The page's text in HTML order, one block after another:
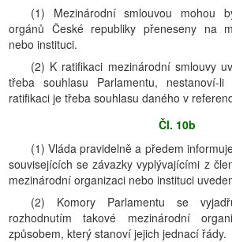
(1) Mezinárodní smlouvou mohou
orgánů České republiky přeneseny na
nebo instituci.
(2) K ratifikaci mezinárodní smlouvy
třeba souhlasu Parlamentu,
ratifikaci je třeba souhlasu daného v
Čl. 10b
(1) Vláda pravidelně a předem
souvisejících se závazky vyplývajícími z
mezinárodní organizaci nebo instituci
(2) Komory Parlamentu se
rozhodnutím takové mezinárodní
způsobem, který stanoví jejich jednací řády.